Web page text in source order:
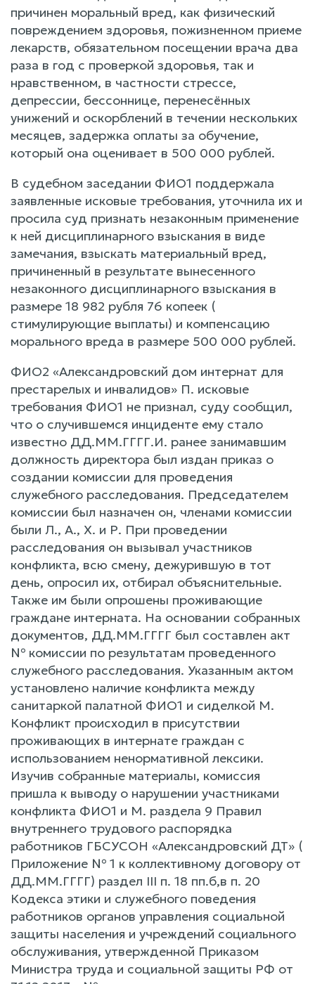
причинен моральный вред, как физический
повреждением здоровья, пожизненном приеме
лекарств, обязательном посещении врача два
раза в год с проверкой здоровья, так и
нравственном, в частности стрессе,
депрессии, бессоннице, перенесённых
унижений и оскорблений в течении нескольких
месяцев, задержка оплаты за обучение,
который она оценивает в 500 000 рублей.
В судебном заседании ФИО1 поддержала
заявленные исковые требования, уточнила их и
просила суд признать незаконным применение
к ней дисциплинарного взыскания в виде
замечания, взыскать материальный вред,
причиненный в результате вынесенного
незаконного дисциплинарного взыскания в
размере 18 982 рубля 76 копеек (
стимулирующие выплаты) и компенсацию
морального вреда в размере 500 000 рублей.
ФИО2 «Александровский дом интернат для
престарелых и инвалидов» П. исковые
требования ФИО1 не признал, суду сообщил,
что о случившемся инциденте ему стало
известно ДД.ММ.ГГГГ.И. ранее занимавшим
должность директора был издан приказ о
создании комиссии для проведения
служебного расследования. Председателем
комиссии был назначен он, членами комиссии
были Л., А., Х. и Р. При проведении
расследования он вызывал участников
конфликта, всю смену, дежурившую в тот
день, опросил их, отбирал объяснительные.
Также им были опрошены проживающие
граждане интерната. На основании собранных
документов, ДД.ММ.ГГГГ был составлен акт
№ комиссии по результатам проведенного
служебного расследования. Указанным актом
установлено наличие конфликта между
санитаркой палатной ФИО1 и сиделкой М.
Конфликт происходил в присутствии
проживающих в интернате граждан с
использованием ненормативной лексики.
Изучив собранные материалы, комиссия
пришла к выводу о нарушении участниками
конфликта ФИО1 и М. раздела 9 Правил
внутреннего трудового распорядка
работников ГБСУСОН «Александровский ДТ» (
Приложение № 1 к коллективному договору от
ДД.ММ.ГГГГ) раздел III п. 18 пп.б,в п. 20
Кодекса этики и служебного поведения
работников органов управления социальной
защиты населения и учреждений социального
обслуживания, утвержденной Приказом
Министра труда и социальной защиты РФ от